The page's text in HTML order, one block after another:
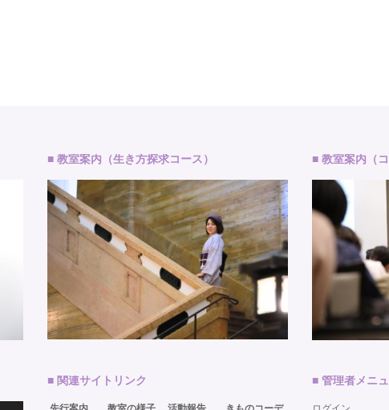
■ 教室案内（生き方探求コース） ■ 教室案内（
■ 関連サイトリンク ■ 管理者メニ